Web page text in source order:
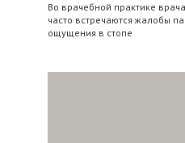
Во врачебной практике
часто встречаются жалобы
ощущения в стопе